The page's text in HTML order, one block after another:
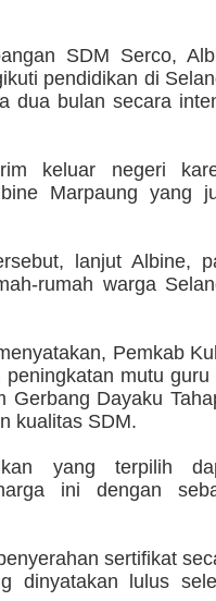
SDM Serco,
pendidikan di
dua bulan secara
keluar negeri
Marpaung yang
lanjut Albine,
rumah warga
Pemkab
mutu guru
Gerbang Dayaku
kualitas SDM.
yang terpilih
ini dengan
sertifikat
dinyatakan lulus